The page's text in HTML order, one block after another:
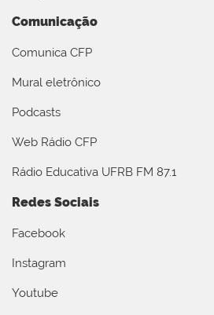
Comunicação
Comunica CFP
Mural eletrônico
Podcasts
Web Rádio CFP
Rádio Educativa UFRB FM 87.1
Redes Sociais
Facebook
Instagram
Youtube